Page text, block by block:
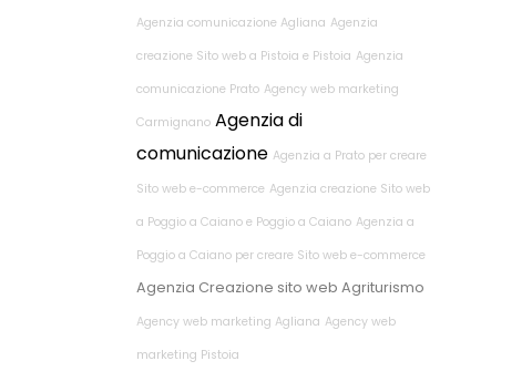
Agenzia comunicazione Agliana Agenzia
creazione Sito web a Pistoia e Pistoia Agenzia
comunicazione Prato Agency web marketing
Carmignano Agenzia di
comunicazione Agenzia a Prato per creare
Sito web e-commerce Agenzia creazione Sito web
a Poggio a Caiano e Poggio a Caiano Agenzia a
Poggio a Caiano per creare Sito web e-commerce
Agenzia Creazione sito web Agriturismo
Agency web marketing Agliana Agency web
marketing Pistoia